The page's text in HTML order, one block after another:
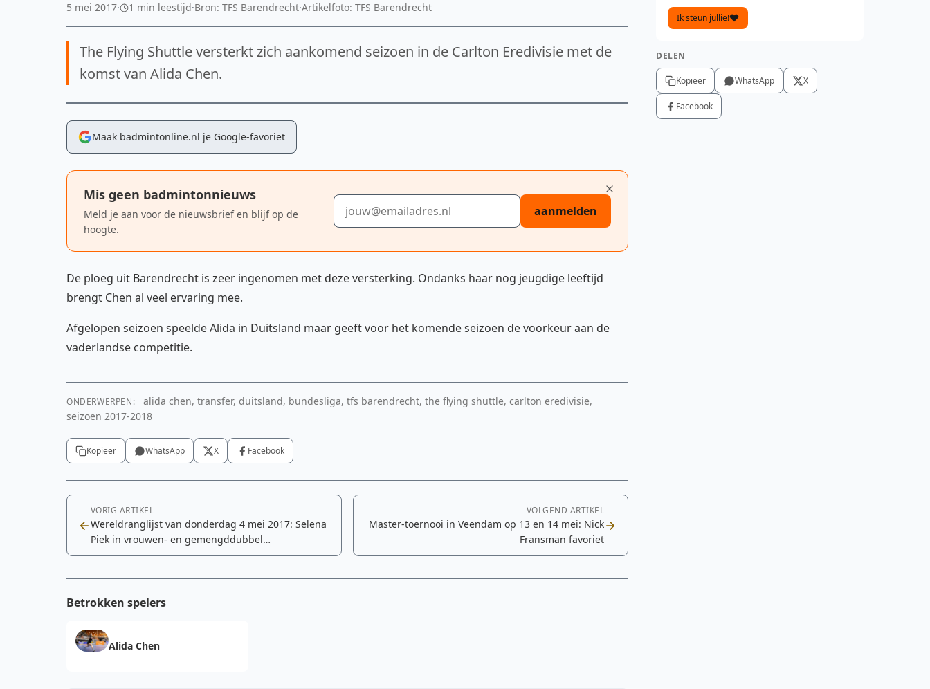
5 mei 2017· 1 min leestijd·Bron: TFS Barendrecht·Artikelfoto: TFS Barendrecht
The Flying Shuttle versterkt zich aankomend seizoen in de Carlton Eredivisie met de
komst van Alida Chen.
Maak badmintonline.nl je Google-favoriet
Mis geen badmintonnieuws
Meld je aan voor de nieuwsbrief en blijf op de
hoogte.
E-mailadres
aanmelden
De ploeg uit Barendrecht is zeer ingenomen met deze versterking. Ondanks haar nog jeugdige leeftijd
brengt Chen al veel ervaring mee.
Afgelopen seizoen speelde Alida in Duitsland maar geeft voor het komende seizoen de voorkeur aan de
vaderlandse competitie.
ONDERWERPEN:
alida chen, transfer, duitsland, bundesliga, tfs barendrecht, the flying shuttle, carlton eredivisie,
seizoen 2017-2018
Kopieer WhatsApp X Facebook
VORIG ARTIKEL
Wereldranglijst van donderdag 4 mei 2017: Selena
Piek in vrouwen- en gemengddubbel
voorbijgestreefd
VOLGEND ARTIKEL
Master-toernooi in Veendam op 13 en 14 mei: Nick
Fransman favoriet
Betrokken spelers
Alida Chen
Ik steun jullie!
DELEN
Kopieer WhatsApp X
Facebook